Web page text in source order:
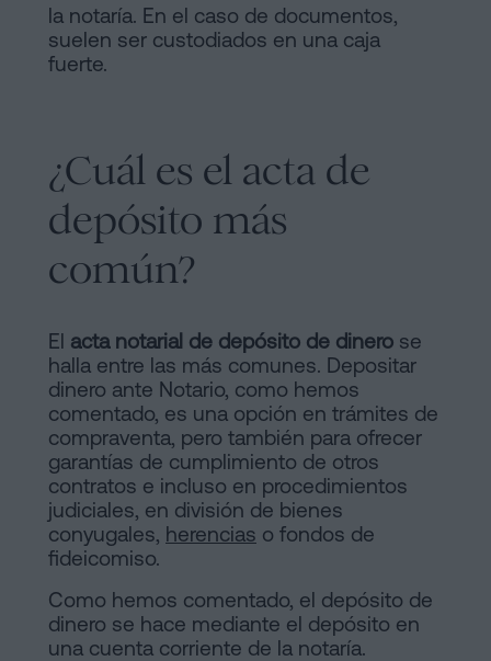
la notaría. En el caso de documentos,
suelen ser custodiados en una caja
fuerte.
¿Cuál es el acta de
depósito más
común?
El acta notarial de depósito de dinero se
halla entre las más comunes. Depositar
dinero ante Notario, como hemos
comentado, es una opción en trámites de
compraventa, pero también para ofrecer
garantías de cumplimiento de otros
contratos e incluso en procedimientos
judiciales, en división de bienes
conyugales, herencias o fondos de
fideicomiso.
Como hemos comentado, el depósito de
dinero se hace mediante el depósito en
una cuenta corriente de la notaría.